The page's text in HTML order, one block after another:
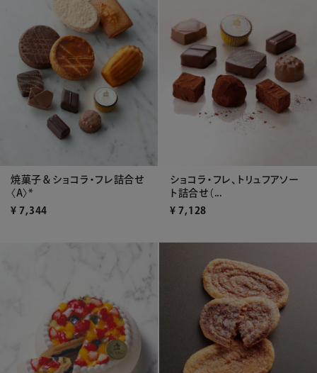
焼菓子＆ショコラ・フレ詰合せ
〈A〉*
¥ 7,344
ショコラ・フレ、トリュフアソー
ト詰合せ（...
¥ 7,128